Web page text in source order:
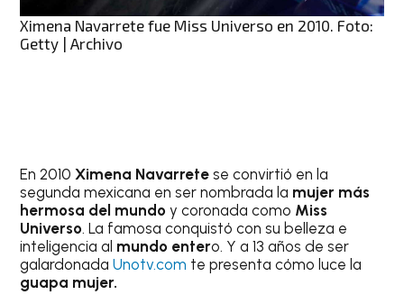
Ximena Navarrete fue Miss Universo en 2010. Foto:
Getty | Archivo
En 2010Ximena Navarrete se convirtió en la
segunda mexicana en ser nombrada la mujer más
hermosa del mundoy coronada como Miss
Universo. La famosa conquistó con su belleza e
inteligencia al mundo entero. Y a 13 años de ser
galardonadaUnotv.com te presenta cómo luce la
guapa mujer.